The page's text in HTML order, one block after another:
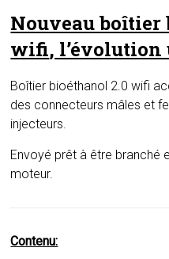
moteur
Nouveau boîtier
wifi,
Boîtier bioéthanol 2.0 wifi
des connecteurs mâles et
injecteurs.
Envoyé prêt à être branché
moteur.
Contenu: